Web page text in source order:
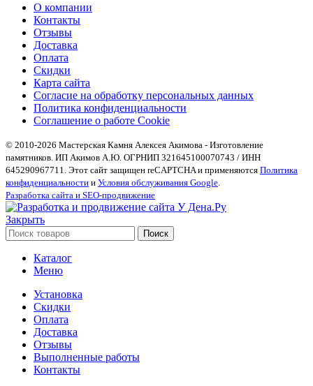
О компании
Контакты
Отзывы
Доставка
Оплата
Скидки
Карта сайта
Согласие на обработку персональных данных
Политика конфиденциальности
Соглашение о работе Cookie
© 2010-2026 Мастерская Камня Алексея Акимова - Изготовление
памятников. ИП Акимов А.Ю. ОГРНИП 321645100070743 / ИНН
645290967711. Этот сайт защищен reCAPTCHA и применяются Политика
конфиденциальности и Условия обслуживания Google
Разработка сайта и SEO-продвижение
Закрыть
Поиск
Каталог
Меню
Установка
Скидки
Оплата
Доставка
Отзывы
Выполненные работы
Контакты